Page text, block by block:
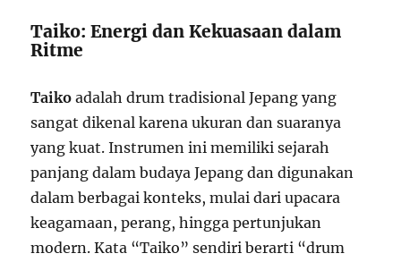
Taiko: Energi dan Kekuasaan dalam
Ritme
Taiko adalah drum tradisional Jepang yang
sangat dikenal karena ukuran dan suaranya
yang kuat. Instrumen ini memiliki sejarah
panjang dalam budaya Jepang dan digunakan
dalam berbagai konteks, mulai dari upacara
keagamaan, perang, hingga pertunjukan
modern. Kata “Taiko” sendiri berarti “drum